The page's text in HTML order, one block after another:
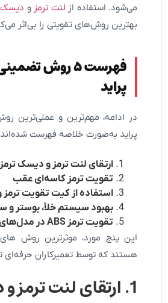
می‌شود. استفاده از لنت ترمز و دیسک
بهترین روش‌های تقویتی را بی‌اثر
فهرست۵روش
پراید
در ادامه، مهم‌ترین و عملی‌ترین
پراید به‌صورت خلاصه فهرست
ارتقای لنت ترمز و دیسک ترمز
تقویت ترمز کاسه‌ای عقب
استفاده از کیت تقویت ترمز
بهبود سیستم خلأ، بوستر و
تقویت ترمز ABS در مدل‌های مجهز
این پنج مورد، موثرترین روش های
هستند که توسط تعمیرکاران
1. ارتقای لنت ترمز و دیسک ترمز